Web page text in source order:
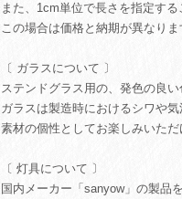
また、1cm単位で長さを指定する
この場合は価格と納期が異なり
〔 ガラスについて 〕
ステンドグラス用の、発色の良
ガラスは製造時におけるシワや
素材の個性としてお楽しみいただ
〔 灯具について 〕
国内メーカー「sanyow」の製品